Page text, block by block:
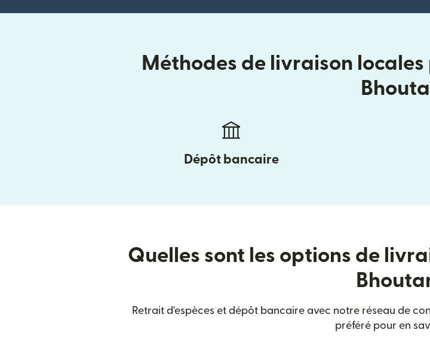
Méthodes de livraison
Dépôt bancaire
Quelles sont les options de
Retrait d'espèces et dépôt bancaire avec notre réseau de
préféré pour en